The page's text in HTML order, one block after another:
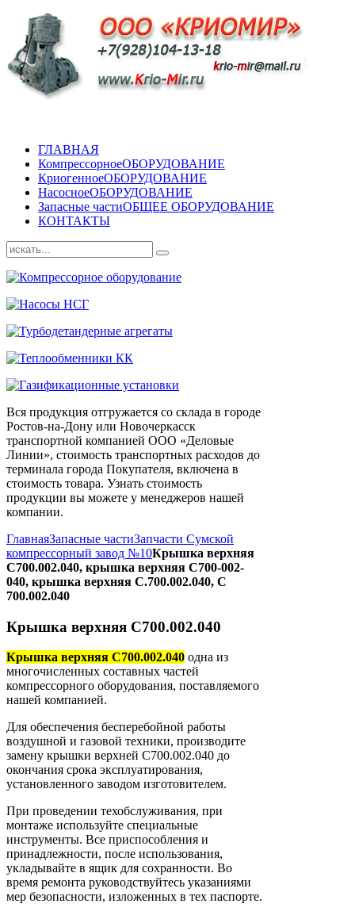
ГЛАВНАЯ
КомпрессорноеОБОРУДОВАНИЕ
КриогенноеОБОРУДОВАНИЕ
НасосноеОБОРУДОВАНИЕ
Запасные частиОБЩЕЕ ОБОРУДОВАНИЕ
КОНТАКТЫ
Вся продукция отгружается со склада в городе
Ростов-на-Дону или Новочеркасск
транспортной компанией ООО «Деловые
Линии», стоимость транспортных расходов до
терминала города Покупателя, включена в
стоимость товара. Узнать стоимость
продукции вы можете у менеджеров нашей
компании.
ГлавнаяЗапасные частиЗапчасти Сумской
компрессорный завод №10Крышка верхняя
С700.002.040, крышка верхняя С700-002-
040, крышка верхняя С.700.002.040, С
700.002.040
Крышка верхняя С700.002.040
Крышка верхняя С700.002.040 одна из
многочисленных составных частей
компрессорного оборудования, поставляемого
нашей компанией.
Для обеспечения бесперебойной работы
воздушной и газовой техники, производите
замену крышки верхней С700.002.040 до
окончания срока эксплуатирования,
установленного заводом изготовителем.
При проведении техобслуживания, при
монтаже используйте специальные
инструменты. Все приспособления и
принадлежности, после использования,
укладывайте в ящик для сохранности. Во
время ремонта руководствуйтесь указаниями
мер безопасности, изложенных в тех паспорте.